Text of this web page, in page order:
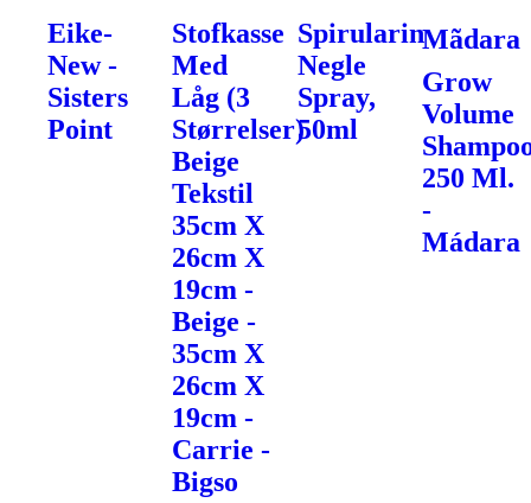
Eike-
New -
Sisters
Point
Stofkasse
Med
Låg (3
Størrelser)
Beige
Tekstil
35cm X
26cm X
19cm -
Beige -
35cm X
26cm X
19cm -
Carrie -
Bigso
Spirularin
Negle
Spray,
50ml
Mãdara
Grow
Volume
250 Ml.
-
Mádara